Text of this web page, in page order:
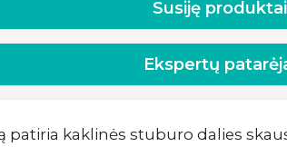
patiria kaklinės stuburo dalies
Susiję produktai
Ekspertų